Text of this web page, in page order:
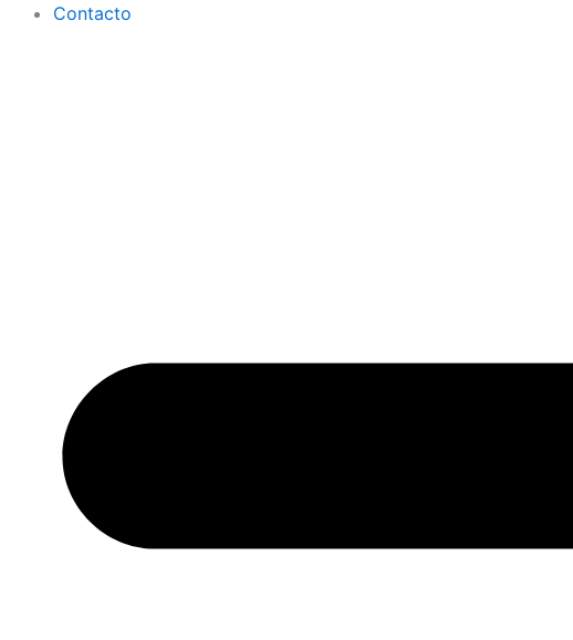
Contacto